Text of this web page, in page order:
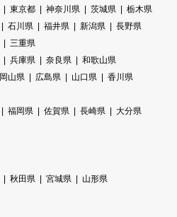
東京都 神奈川県 茨城県
栃木県
石川県 福井県 新潟県
長野県
三重県
兵庫県 奈良県
和歌山県
岡山県 広島県 山口県
香川県
福岡県 佐賀県 長崎県
大分県
秋田県 宮城県 山形県